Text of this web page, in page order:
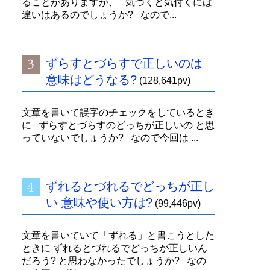
ることがありますが、 気づくと気付くには
違いはあるのでしょうか? なので...
ずらすとづらすで正しいのは
意味はどうなる? (128,641pv)
文章を書いて誤字のチェックをしているとき
に ずらすとづらすのどっちが正しいの と思
っていないでしょうか? なので今回は ...
ずれるとづれるでどっちが正し
い 意味や使い方は? (99,446pv)
文章を書いていて「ずれる」と書こうとした
ときに ずれるとづれるでどっちが正しいん
だろう? と思わなかったでしょうか? なの